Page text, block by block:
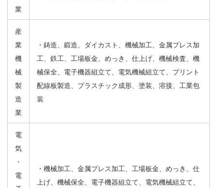
業
産
業
機
械
製
造
業
・鋳造、鍛造、ダイカスト、機械加工、金属プレス加
工、鉄工、工場板金、めっき、仕上げ、機械検査、機
械保全、電子機器組立て、電気機械組立て、プリント
配線板製造、プラスチック成形、塗装、溶接、工業包
装
電
気
・
電
・機械加工、金属プレス加工、工場板金、めっき、仕
上げ、機械保全、電子機器組立て、電気機械組立て、